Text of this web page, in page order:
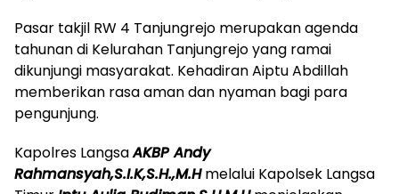
Pasar takjil RW 4 Tanjungrejo merupakan agenda
tahunan di Kelurahan Tanjungrejo yang ramai
dikunjungi masyarakat. Kehadiran Aiptu Abdillah
memberikan rasa aman dan nyaman bagi para
pengunjung.
Kapolres LangsaAKBP Andy
Rahmansyah,S.I.K,S.H.,M.Hmelalui Kapolsek Langsa